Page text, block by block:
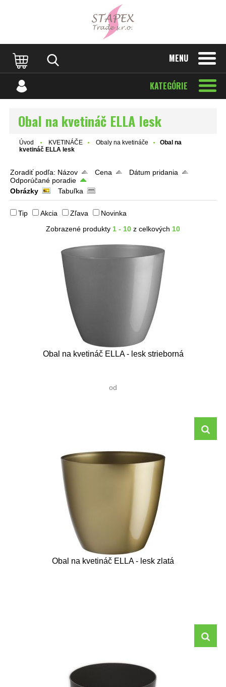
MENU
KATEGÓRIE
Obal na kvetináč ELLA lesk
Úvod KVETINÁČE Obaly na kvetináče
Obal na
kvetináč ELLA lesk
Zoradiť podľa: Názov Cena
Dátum pridania
Odporúčané poradie
Obrázky
Tabuľka
Tip Akcia Zľava
Novinka
Zobrazené produkty 1 - 10 z celkových 10
Obal na kvetináč ELLA - lesk strieborná
od
Obal na kvetináč ELLA - lesk zlatá